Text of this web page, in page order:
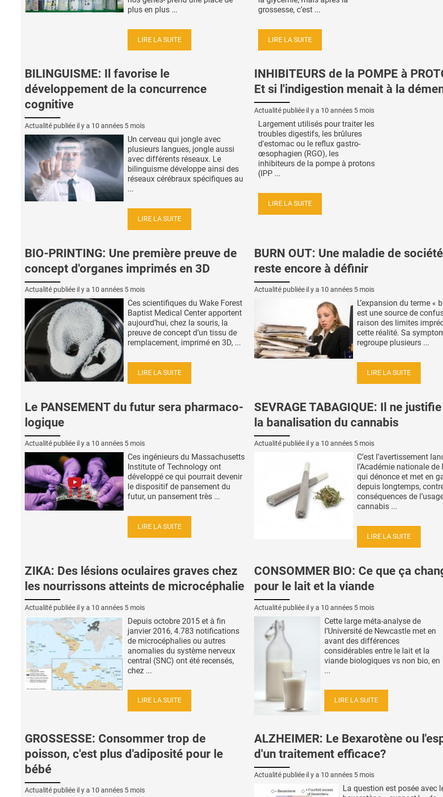
plus en plus ...
LIRE LA SUITE
grossesse, c’est ...
LIRE LA SUITE
BILINGUISME: Il favorise le
développement de la concurrence
cognitive
Actualité publiée il y a 10 années 5 mois
Un cerveau qui jongle avec
plusieurs langues, jongle aussi
avec différents réseaux. Le
bilinguisme développe ainsi des
réseaux cérébraux spécifiques au
...
LIRE LA SUITE
INHIBITEURS de la POMPE à
Et si l'indigestion menait à la
Actualité publiée il y a 10 années 5 mois
Largement utilisés pour traiter les
troubles digestifs, les brûlures
d'estomac ou le reflux gastro-
œsophagien (RGO), les
inhibiteurs de la pompe à protons
(IPP ...
LIRE LA SUITE
BIO-PRINTING: Une première preuve de
concept d'organes imprimés en 3D
Actualité publiée il y a 10 années 5 mois
Ces scientifiques du Wake Forest
Baptist Medical Center apportent
aujourd’hui, chez la souris, la
preuve de concept d’un tissu de
remplacement, imprimé en 3D, ...
LIRE LA SUITE
BURN OUT: Une maladie de
reste encore à définir
Actualité publiée il y a 10 années 5 mois
L’expansion du terme «
est une source de
raison des limites
cette réalité. Sa
regroupe plusieurs ...
LIRE LA SUITE
Le PANSEMENT du futur sera pharmaco-
logique
Actualité publiée il y a 10 années 5 mois
Ces ingénieurs du Massachusetts
Institute of Technology ont
développé ce qui pourrait devenir
le dispositif de pansement du
futur, un pansement très ...
LIRE LA SUITE
SEVRAGE TABAGIQUE: Il ne
la banalisation du cannabis
Actualité publiée il y a 10 années 5 mois
C’est l’avertissement
l’Académie nationale de
qui dénonce et met en
depuis longtemps,
conséquences de
cannabis ...
LIRE LA SUITE
ZIKA: Des lésions oculaires graves chez
les nourrissons atteints de microcéphalie
Actualité publiée il y a 10 années 5 mois
Depuis octobre 2015 et à fin
janvier 2016, 4.783 notifications
de microcéphalies ou autres
anomalies du système nerveux
central (SNC) ont été recensés,
chez ...
LIRE LA SUITE
CONSOMMER BIO: Ce que ça
pour le lait et la viande
Actualité publiée il y a 10 années 5 mois
Cette large méta-analyse de
l’Université de Newcastle met en
avant des différences
considérables entre le lait et la
viande biologiques vs non bio, en
...
LIRE LA SUITE
GROSSESSE: Consommer trop de
poisson, c'est plus d'adiposité pour le
bébé
Actualité publiée il y a 10 années 5 mois
ALZHEIMER: Le Bexarotène ou
d'un traitement efficace?
Actualité publiée il y a 10 années 5 mois
La question est posée avec